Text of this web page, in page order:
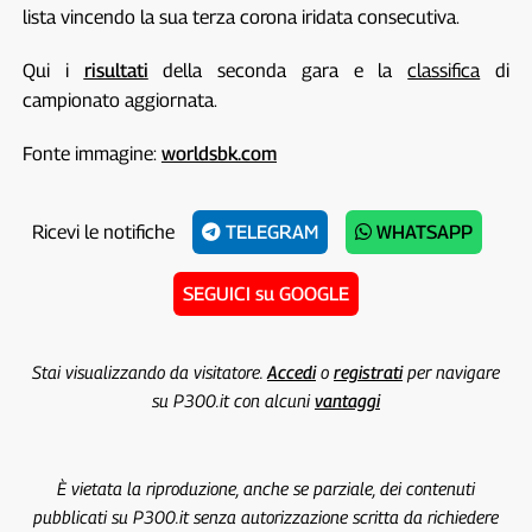
lista vincendo la sua terza corona iridata consecutiva.
Qui i risultati della seconda gara e laclassifica di
campionato aggiornata.
Fonte immagine: worldsbk.com
Ricevi le notifiche TELEGRAM WHATSAPP
SEGUICI su GOOGLE
Stai visualizzando da visitatore. Accedio registratiper navigare
su P300.it con alcunivantaggi
È vietata la riproduzione, anche se parziale, dei contenuti
pubblicati su P300.it senza autorizzazione scritta da richiedere